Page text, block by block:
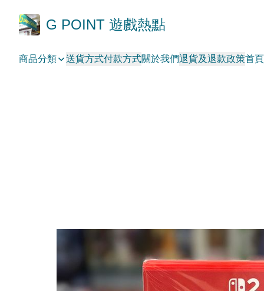
G POINT 遊戲熱點
商品分類 送貨方式付款方式關於我們退貨及退款政策首頁